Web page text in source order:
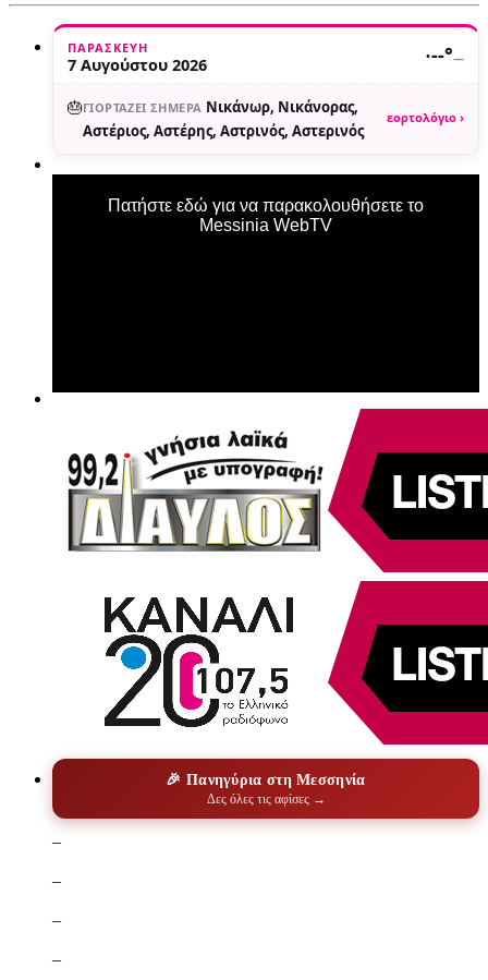
ΠΑΡΑΣΚΕΥΉ
7 Αυγούστου 2026 ·--°—
🎂ΓΙΟΡΤΆΖΕΙ ΣΉΜΕΡΑ Νικάνωρ, Νικάνορας,
Αστέριος, Αστέρης, Αστρινός, Αστερινός
εορτολόγιο ›
Πατήστε εδώ για να παρακολουθήσετε το
Messinia WebTV
🎉 Πανηγύρια στη Μεσσηνία
Δες όλες τις αφίσες →
–
–
–
–